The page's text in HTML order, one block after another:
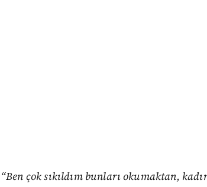
“Ben çok sıkıldım bunları okumaktan,